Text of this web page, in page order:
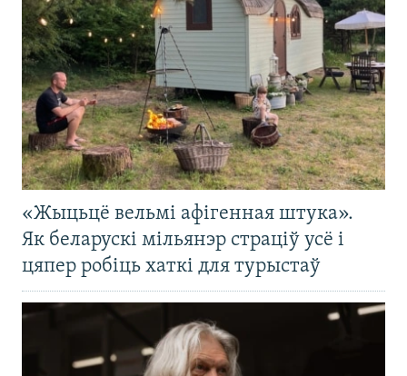
«Жыцьцё вельмі афігенная штука».
Як беларускі мільянэр страціў усё і
цяпер робіць хаткі для турыстаў